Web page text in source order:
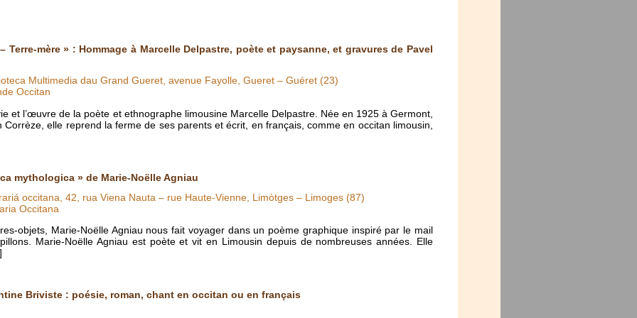
Terre-mère » : Hommage à Marcelle Delpastre, poète et paysanne, et gravures de Pavel
Multimedia dau Grand Gueret, avenue Fayolle, Gueret – Guéret (23)
Occitan
et l’œuvre de la poète et ethnographe limousine Marcelle Delpastre. Née en 1925 à Germont,
elle reprend la ferme de ses parents et écrit, en français, comme en occitan limousin,
mythologica » de Marie-Noëlle Agniau
occitana, 42, rua Viena Nauta – rue Haute-Vienne, Limòtges – Limoges (87)
Occitana
objets, Marie-Noëlle Agniau nous fait voyager dans un poème graphique inspiré par le mail
Marie-Noëlle Agniau est poète et vit en Limousin depuis de nombreuses années. Elle
Briviste : poésie, roman, chant en occitan ou en français